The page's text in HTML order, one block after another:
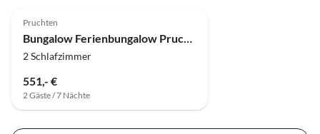
Pruchten
Bungalow Ferienbungalow Pruchten
2 Schlafzimmer
551,- €
2 Gäste / 7 Nächte